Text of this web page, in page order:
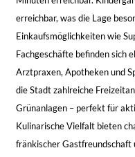
erreichbar, was die Lage
Einkaufsmöglichkeiten wie
Fachgeschäfte befinden sich
Arztpraxen, Apotheken und
die Stadt zahlreiche
Grünanlagen – perfekt für
Kulinarische Vielfalt bieten
fränkischer Gastfreundschaft